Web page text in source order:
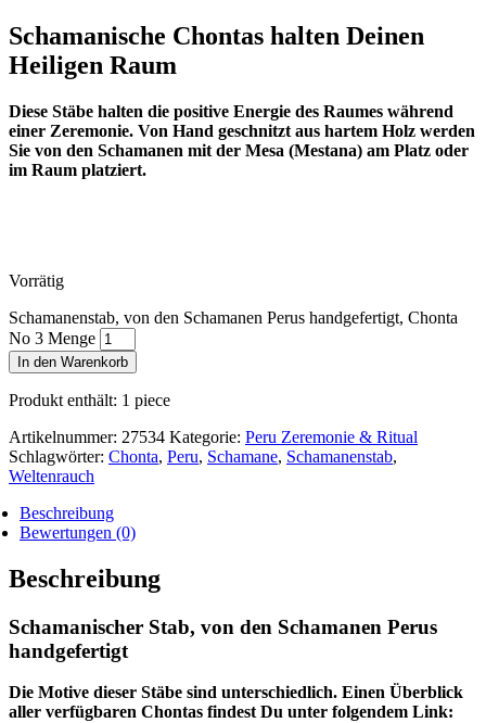
Schamanische Chontas halten Deinen
Heiligen Raum
Diese Stäbe halten die positive Energie des Raumes während
einer Zeremonie. Von Hand geschnitzt aus hartem Holz werden
Sie von den Schamanen mit der Mesa (Mestana) am Platz oder
im Raum platziert.
Vorrätig
Schamanenstab, von den Schamanen Perus handgefertigt, Chonta
No 3 Menge
In den Warenkorb
Produkt enthält: 1 piece
Artikelnummer: 27534 Kategorie: Peru Zeremonie & Ritual
Schlagwörter: Chonta, Peru, Schamane, Schamanenstab,
Weltenrauch
Beschreibung
Bewertungen (0)
Beschreibung
Schamanischer Stab, von den Schamanen Perus
handgefertigt
Die Motive dieser Stäbe sind unterschiedlich. Einen Überblick
aller verfügbaren Chontas findest Du unter folgendem Link: